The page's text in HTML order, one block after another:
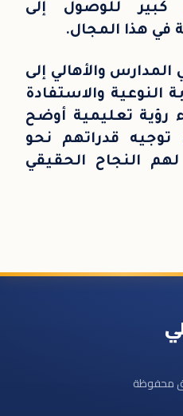
للوصول إلى
في هذا المجال.
والأهالي إلى
النوعية والاستفادة
رؤية تعليمية أوضح
قدراتهم نحو
النجاح الحقيقي
محفوظة